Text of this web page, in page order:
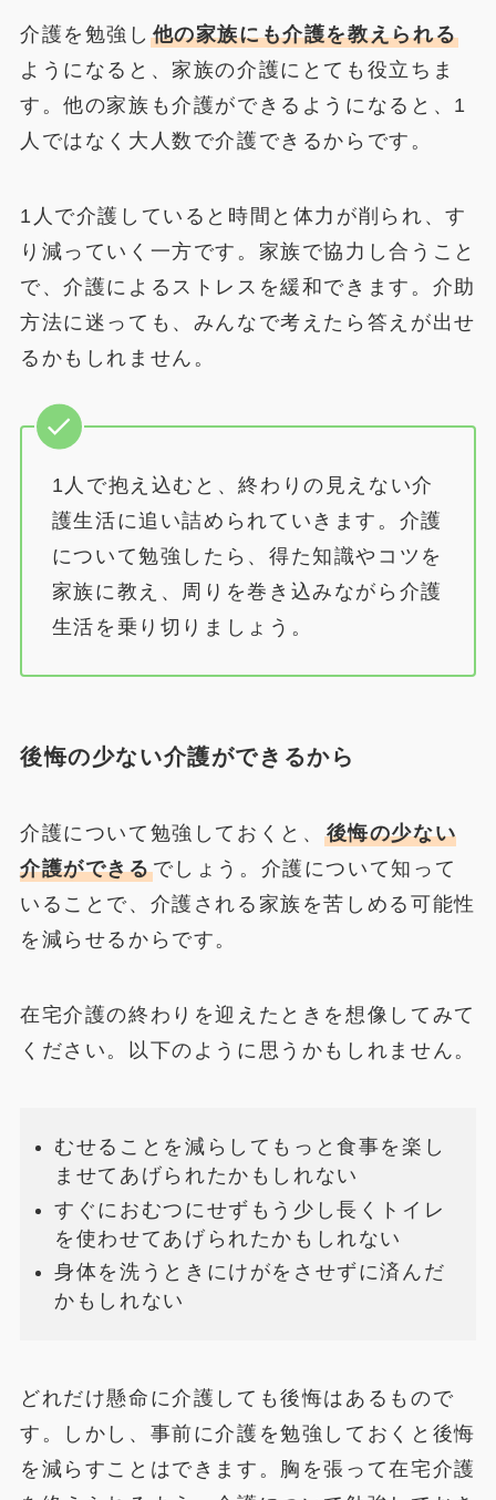
介護を勉強し 他の家族にも介護を教えられる
ようになると、家族の介護にとても役立ちま
す。他の家族も介護ができるようになると、1
人ではなく大人数で介護できるからです。
1人で介護していると時間と体力が削られ、す
り減っていく一方です。家族で協力し合うこと
で、介護によるストレスを緩和できます。介助
方法に迷っても、みんなで考えたら答えが出せ
るかもしれません。
1人で抱え込むと、終わりの見えない介
護生活に追い詰められていきます。介護
について勉強したら、得た知識やコツを
家族に教え、周りを巻き込みながら介護
生活を乗り切りましょう。
後悔の少ない介護ができるから
介護について勉強しておくと、 後悔の少ない
介護ができるでしょう。介護について知って
いることで、介護される家族を苦しめる可能性
を減らせるからです。
在宅介護の終わりを迎えたときを想像してみて
ください。以下のように思うかもしれません。
むせることを減らしてもっと食事を楽し
ませてあげられたかもしれない
すぐにおむつにせずもう少し長くトイレ
を使わせてあげられたかもしれない
身体を洗うときにけがをさせずに済んだ
かもしれない
どれだけ懸命に介護しても後悔はあるもので
す。しかし、事前に介護を勉強しておくと後悔
を減らすことはできます。胸を張って在宅介護